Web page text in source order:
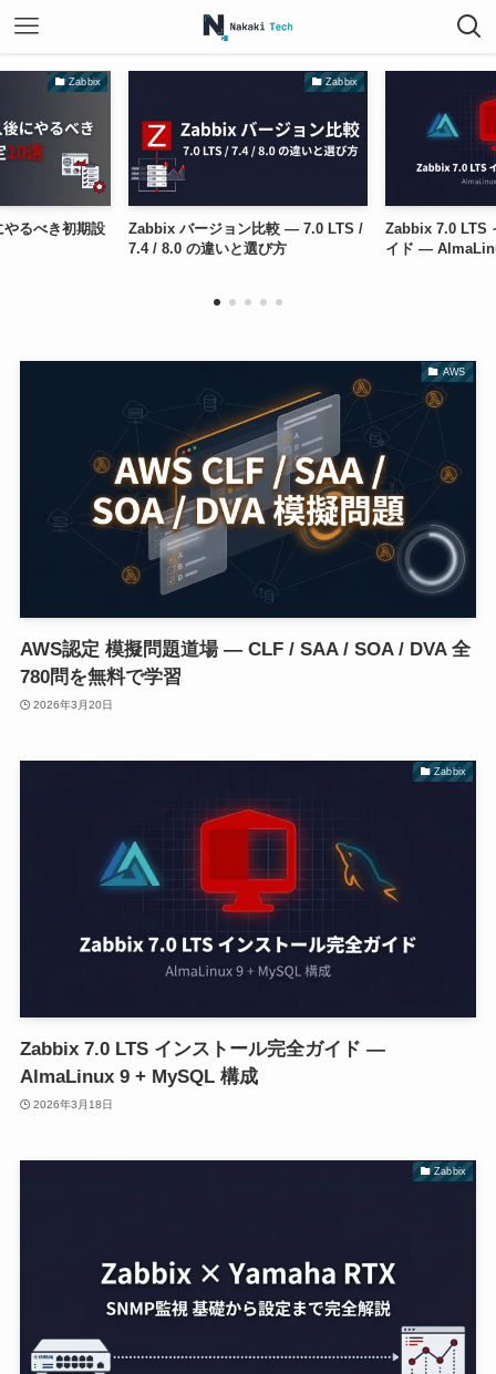
設
Zabbix バージョン比較 — 7.0 LTS /
7.4 / 8.0 の違いと選び方
Zabbix 7.0 LTS インストー
イド — AlmaLinux 9 +
AWS
AWS認定 模擬問題道場 — CLF / SAA / SOA / DVA 全
780問を無料で学習
2026年3月20日
Zabbix
Zabbix 7.0 LTS インストール完全ガイド —
AlmaLinux 9 + MySQL 構成
2026年3月18日
Zabbix